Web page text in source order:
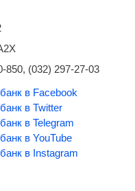
850, (032) 297-27-03
в Facebook
в Twitter
в Telegram
в YouTube
в Instagram